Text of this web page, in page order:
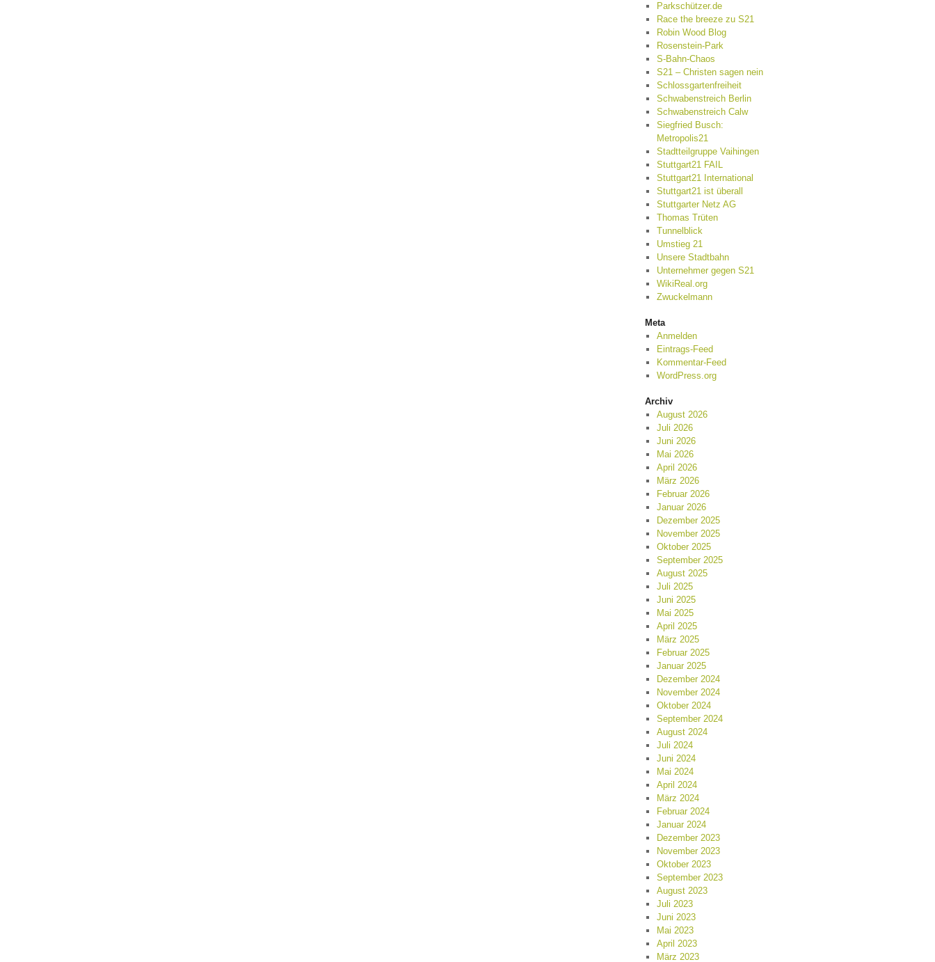
Parkschützer.de
Race the breeze zu S21
Robin Wood Blog
Rosenstein-Park
S-Bahn-Chaos
S21 – Christen sagen nein
Schlossgartenfreiheit
Schwabenstreich Berlin
Schwabenstreich Calw
Siegfried Busch:
Metropolis21
Stadtteilgruppe Vaihingen
Stuttgart21 FAIL
Stuttgart21 International
Stuttgart21 ist überall
Stuttgarter Netz AG
Thomas Trüten
Tunnelblick
Umstieg 21
Unsere Stadtbahn
Unternehmer gegen S21
WikiReal.org
Zwuckelmann
Meta
Anmelden
Eintrags-Feed
Kommentar-Feed
WordPress.org
Archiv
August 2026
Juli 2026
Juni 2026
Mai 2026
April 2026
März 2026
Februar 2026
Januar 2026
Dezember 2025
November 2025
Oktober 2025
September 2025
August 2025
Juli 2025
Juni 2025
Mai 2025
April 2025
März 2025
Februar 2025
Januar 2025
Dezember 2024
November 2024
Oktober 2024
September 2024
August 2024
Juli 2024
Juni 2024
Mai 2024
April 2024
März 2024
Februar 2024
Januar 2024
Dezember 2023
November 2023
Oktober 2023
September 2023
August 2023
Juli 2023
Juni 2023
Mai 2023
April 2023
März 2023